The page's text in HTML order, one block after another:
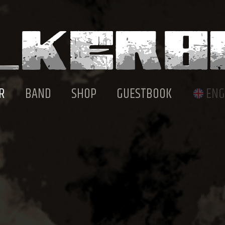
BAND SHOP GUESTBOOK